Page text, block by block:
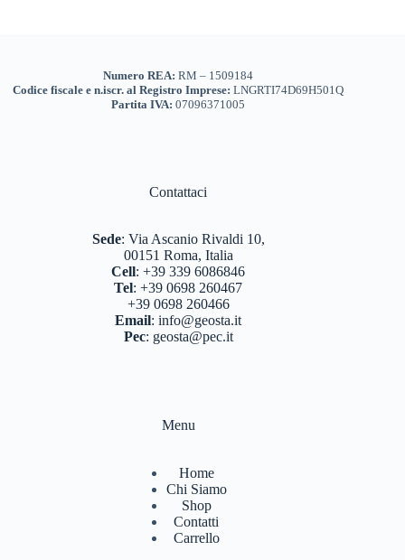
Numero REA:RM – 1509184
Codice fiscale e n.iscr. al Registro Imprese:LNGRTI74D69H501Q
Partita IVA: 07096371005
Contattaci
Sede: Via Ascanio Rivaldi 10,
00151 Roma, Italia
Cell:+39 339 6086846
Tel:+39 0698 260467
+39 0698 260466
Email:info@geosta.it
Pec: geosta@pec.it
Menu
Home
Chi Siamo
Shop
Contatti
Carrello